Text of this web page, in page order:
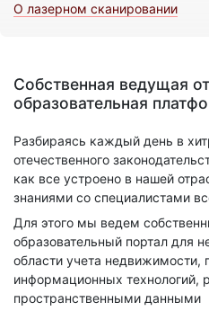
О лазерном сканировании
Собственная ведущая
образовательная
Разбираясь каждый день в
отечественного
как все устроено в нашей
знаниями со специалистами
Для этого мы ведем
образовательный портал для
области учета недвижимости,
информационных технологий,
пространственными данными